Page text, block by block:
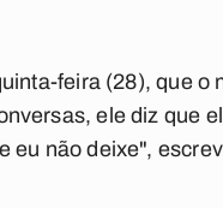
feira (28), que
ele diz que
eu não deixe",